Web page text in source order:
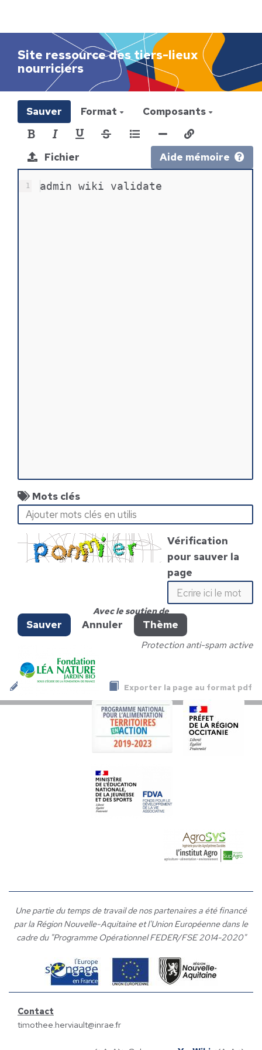
r
h
e
r
Site ressource des tiers-lieux
nourriciers
Sauver Format Composants
Aide mémoire
Fichier
1 admin wiki validate
Mots clés
Vérification
pour sauver la
page
Sauver Annuler Thème
Protection anti-spam active
Exporter la page au format pdf
Avec le soutien de
Une partie du temps de travail de nos partenaires a été financé
par la Région Nouvelle-Aquitaine et l'Union Européenne dans le
cadre du "Programme Opérationnel FEDER/FSE 2014-2020"
Contact
timothee.herviault@inrae.fr